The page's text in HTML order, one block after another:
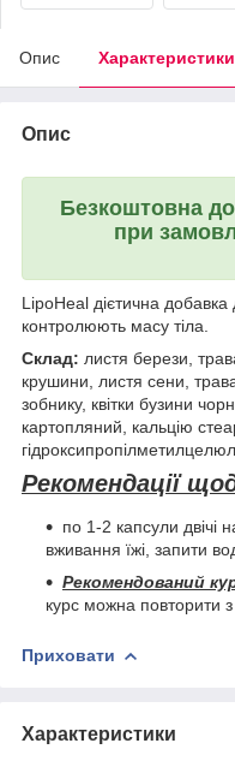
Опис Характеристики
Опис
Безкоштовна
при
LipoHeal дієтична
контролюють масу тіла.
Склад: листя берези,
крушини, листя сени,
зобнику, квітки бузини
картопляний, кальцію
Рекомендації
по 1-2 капсули двічі
вживання їжі, запити
Рекомендований
курс можна повторити
Приховати
Характеристики